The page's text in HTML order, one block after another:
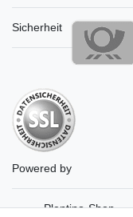
Sicherheit
Powered by
Plentino-Shop